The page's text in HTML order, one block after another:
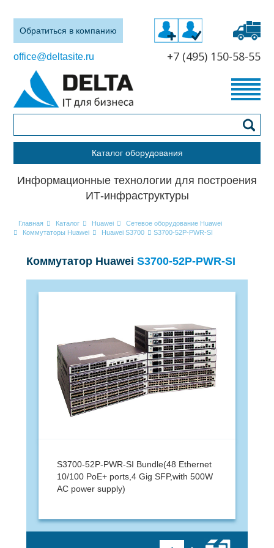
Обратиться в компанию
office@deltasite.ru +7 (495) 150-58-55
Каталог оборудования
Информационные технологии для построения
ИТ-инфраструктуры
Главная Каталог Huawei
Сетевое оборудование Huawei
Коммутаторы Huawei
Huawei S3700 S3700-52P-PWR-SI
Коммутатор Huawei S3700-52P-PWR-SI
S3700-52P-PWR-SI Bundle(48 Ethernet
10/100 PoE+ ports,4 Gig SFP,with 500W
AC power supply)